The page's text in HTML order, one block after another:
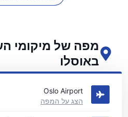
מפה של מיקומי
באוסלו
ראה את מיקומי השכרת הרכב
Oslo Airport
הצג על המפה